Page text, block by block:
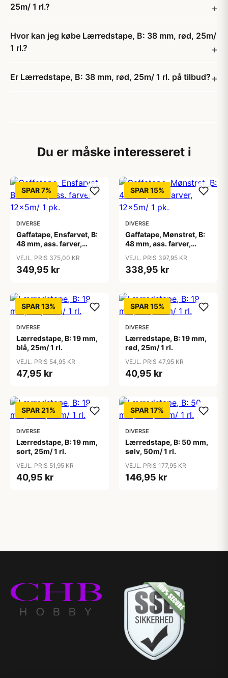
25m/ 1 rl.?
Hvor kan jeg købe Lærredstape, B: 38 mm, rød, 25m/
1 rl.?
Er Lærredstape, B: 38 mm, rød, 25m/ 1 rl. på tilbud?
Du er måske interesseret i
SPAR 7%
DIVERSE
Gaffatape, Ensfarvet, B:
48 mm, ass. farver,
VEJL. PRIS 375,00 KR
349,95 kr
SPAR 15%
DIVERSE
Gaffatape, Mønstret, B:
48 mm, ass. farver,
VEJL. PRIS 397,95 KR
338,95 kr
SPAR 13%
DIVERSE
Lærredstape, B: 19 mm,
blå, 25m/ 1 rl.
VEJL. PRIS 54,95 KR
47,95 kr
SPAR 15%
DIVERSE
Lærredstape, B: 19 mm,
rød, 25m/ 1 rl.
VEJL. PRIS 47,95 KR
40,95 kr
SPAR 21%
DIVERSE
Lærredstape, B: 19 mm,
sort, 25m/ 1 rl.
VEJL. PRIS 51,95 KR
40,95 kr
SPAR 17%
DIVERSE
Lærredstape, B: 50 mm,
sølv, 50m/ 1 rl.
VEJL. PRIS 177,95 KR
146,95 kr